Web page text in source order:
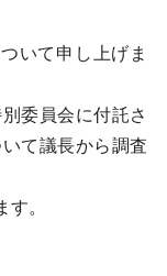
いて申し上げま
委員会に付託さ
て議長から調査
。